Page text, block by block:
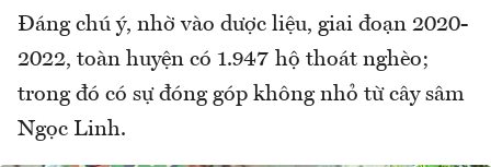
Đáng chú ý, nhờ vào dược liệu, giai đoạn 2020-
2022, toàn huyện có 1.947 hộ thoát nghèo;
trong đó có sự đóng góp không nhỏ từ cây sâm
Ngọc Linh.